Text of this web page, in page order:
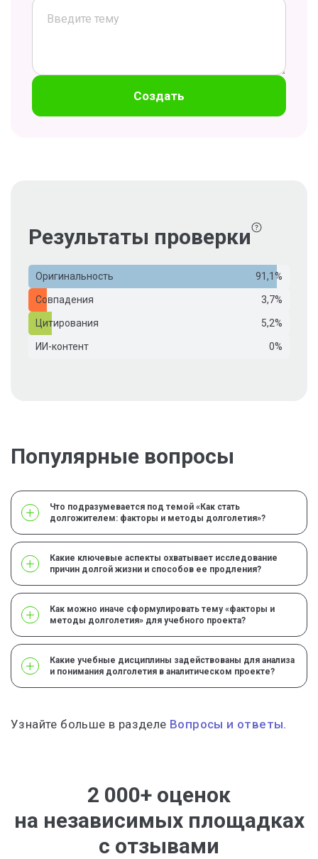
Создать
Результаты проверки
Оригинальность 91,1%
Совпадения 3,7%
Цитирования 5,2%
ИИ-контент 0%
Популярные вопросы
Что подразумевается под темой «Как стать
долгожителем: факторы и методы долголетия»?
Какие ключевые аспекты охватывает исследование
причин долгой жизни и способов ее продления?
Как можно иначе сформулировать тему «факторы и
методы долголетия» для учебного проекта?
Какие учебные дисциплины задействованы для анализа
и понимания долголетия в аналитическом проекте?
Узнайте больше в разделе Вопросы и ответы.
2 000+ оценок
на независимых площадках
с отзывами